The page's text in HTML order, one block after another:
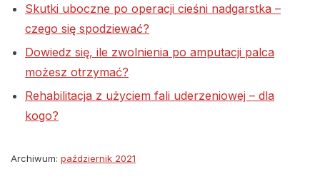
Skutki uboczne po operacji cieśni nadgarstka –
czego się spodziewać?
Dowiedz się, ile zwolnienia po amputacji palca
możesz otrzymać?
Rehabilitacja z użyciem fali uderzeniowej – dla
kogo?
Archiwum: październik 2021